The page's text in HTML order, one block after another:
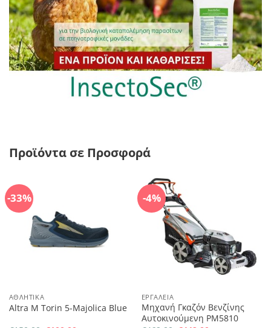
Προϊόντα σε Προσφορά
-33%
ΑΘΛΗΤΙΚΆ
Altra M Torin 5-Majolica Blue
-4%
ΕΡΓΑΛΕΊΑ
Μηχανή Γκαζόν Βενζίνης
Αυτοκινούμενη PM5810